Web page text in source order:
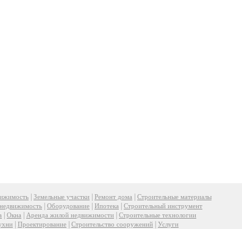
Земельные участки Ремонт дома
Строительные материалы
Оборудование Ипотека
Строительный инструмент
Окна Аренда жилой недвижимости
Строительные технологии
Проектирование Строительство сооружений Услуги